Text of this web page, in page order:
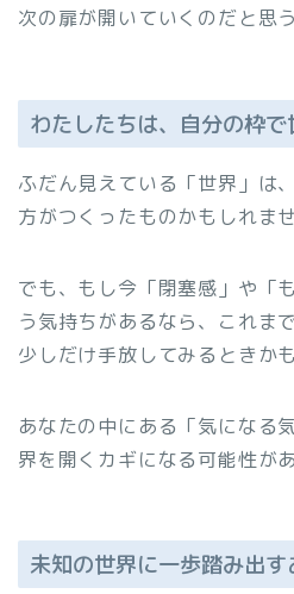
次の扉が開いていくのだと思
わたしたちは、自分の枠
ふだん見えている「世界」は
方がつくったものかもしれませ
でも、もし今「閉塞感」や「
う気持ちがあるなら、これま
少しだけ手放してみるときか
あなたの中にある「気になる
界を開くカギになる可能性が
未知の世界に一歩踏み出